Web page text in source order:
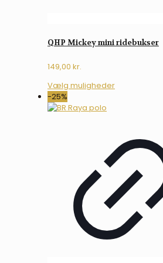
QHP Mickey mini ridebukser
149,00 kr.
Vælg mulighederDette
Mulighederne
kan
vælges
varesiden
-25%